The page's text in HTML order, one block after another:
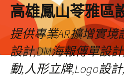
高雄鳳山苓雅區
提供專業AR擴增實境
設計,DM海報傳單設
動,人形立牌,Logo設